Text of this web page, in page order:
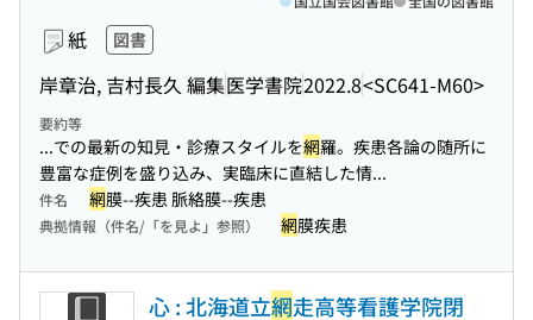
紙 図書
岸章治, 吉村長久 編集医学書院2022.8<SC641-M60>
要約等
...での最新の知見・診療スタイルを網羅。疾患各論の随所に
豊富な症例を盛り込み、実臨床に直結した情...
件名 網膜--疾患 脈絡膜--疾患
典拠情報（件名/「を見よ」参照） 網膜疾患
心 : 北海道立網走高等看護学院閉